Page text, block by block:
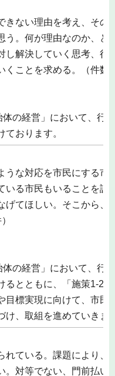
きない理由を考え、その
う。何が理由なのか、ど
し解決していく思考、行
くことを求める。（件数
体の経営」において、行
おります。
うな対応を市民にする市
いる市民もいることを認
げてほしい。そこから、
体の経営」において、行
るとともに、「施策1-2
目標実現に向けて、市民
け、取組を進めていきま
れている。課題により、
。対等でない、門前払い